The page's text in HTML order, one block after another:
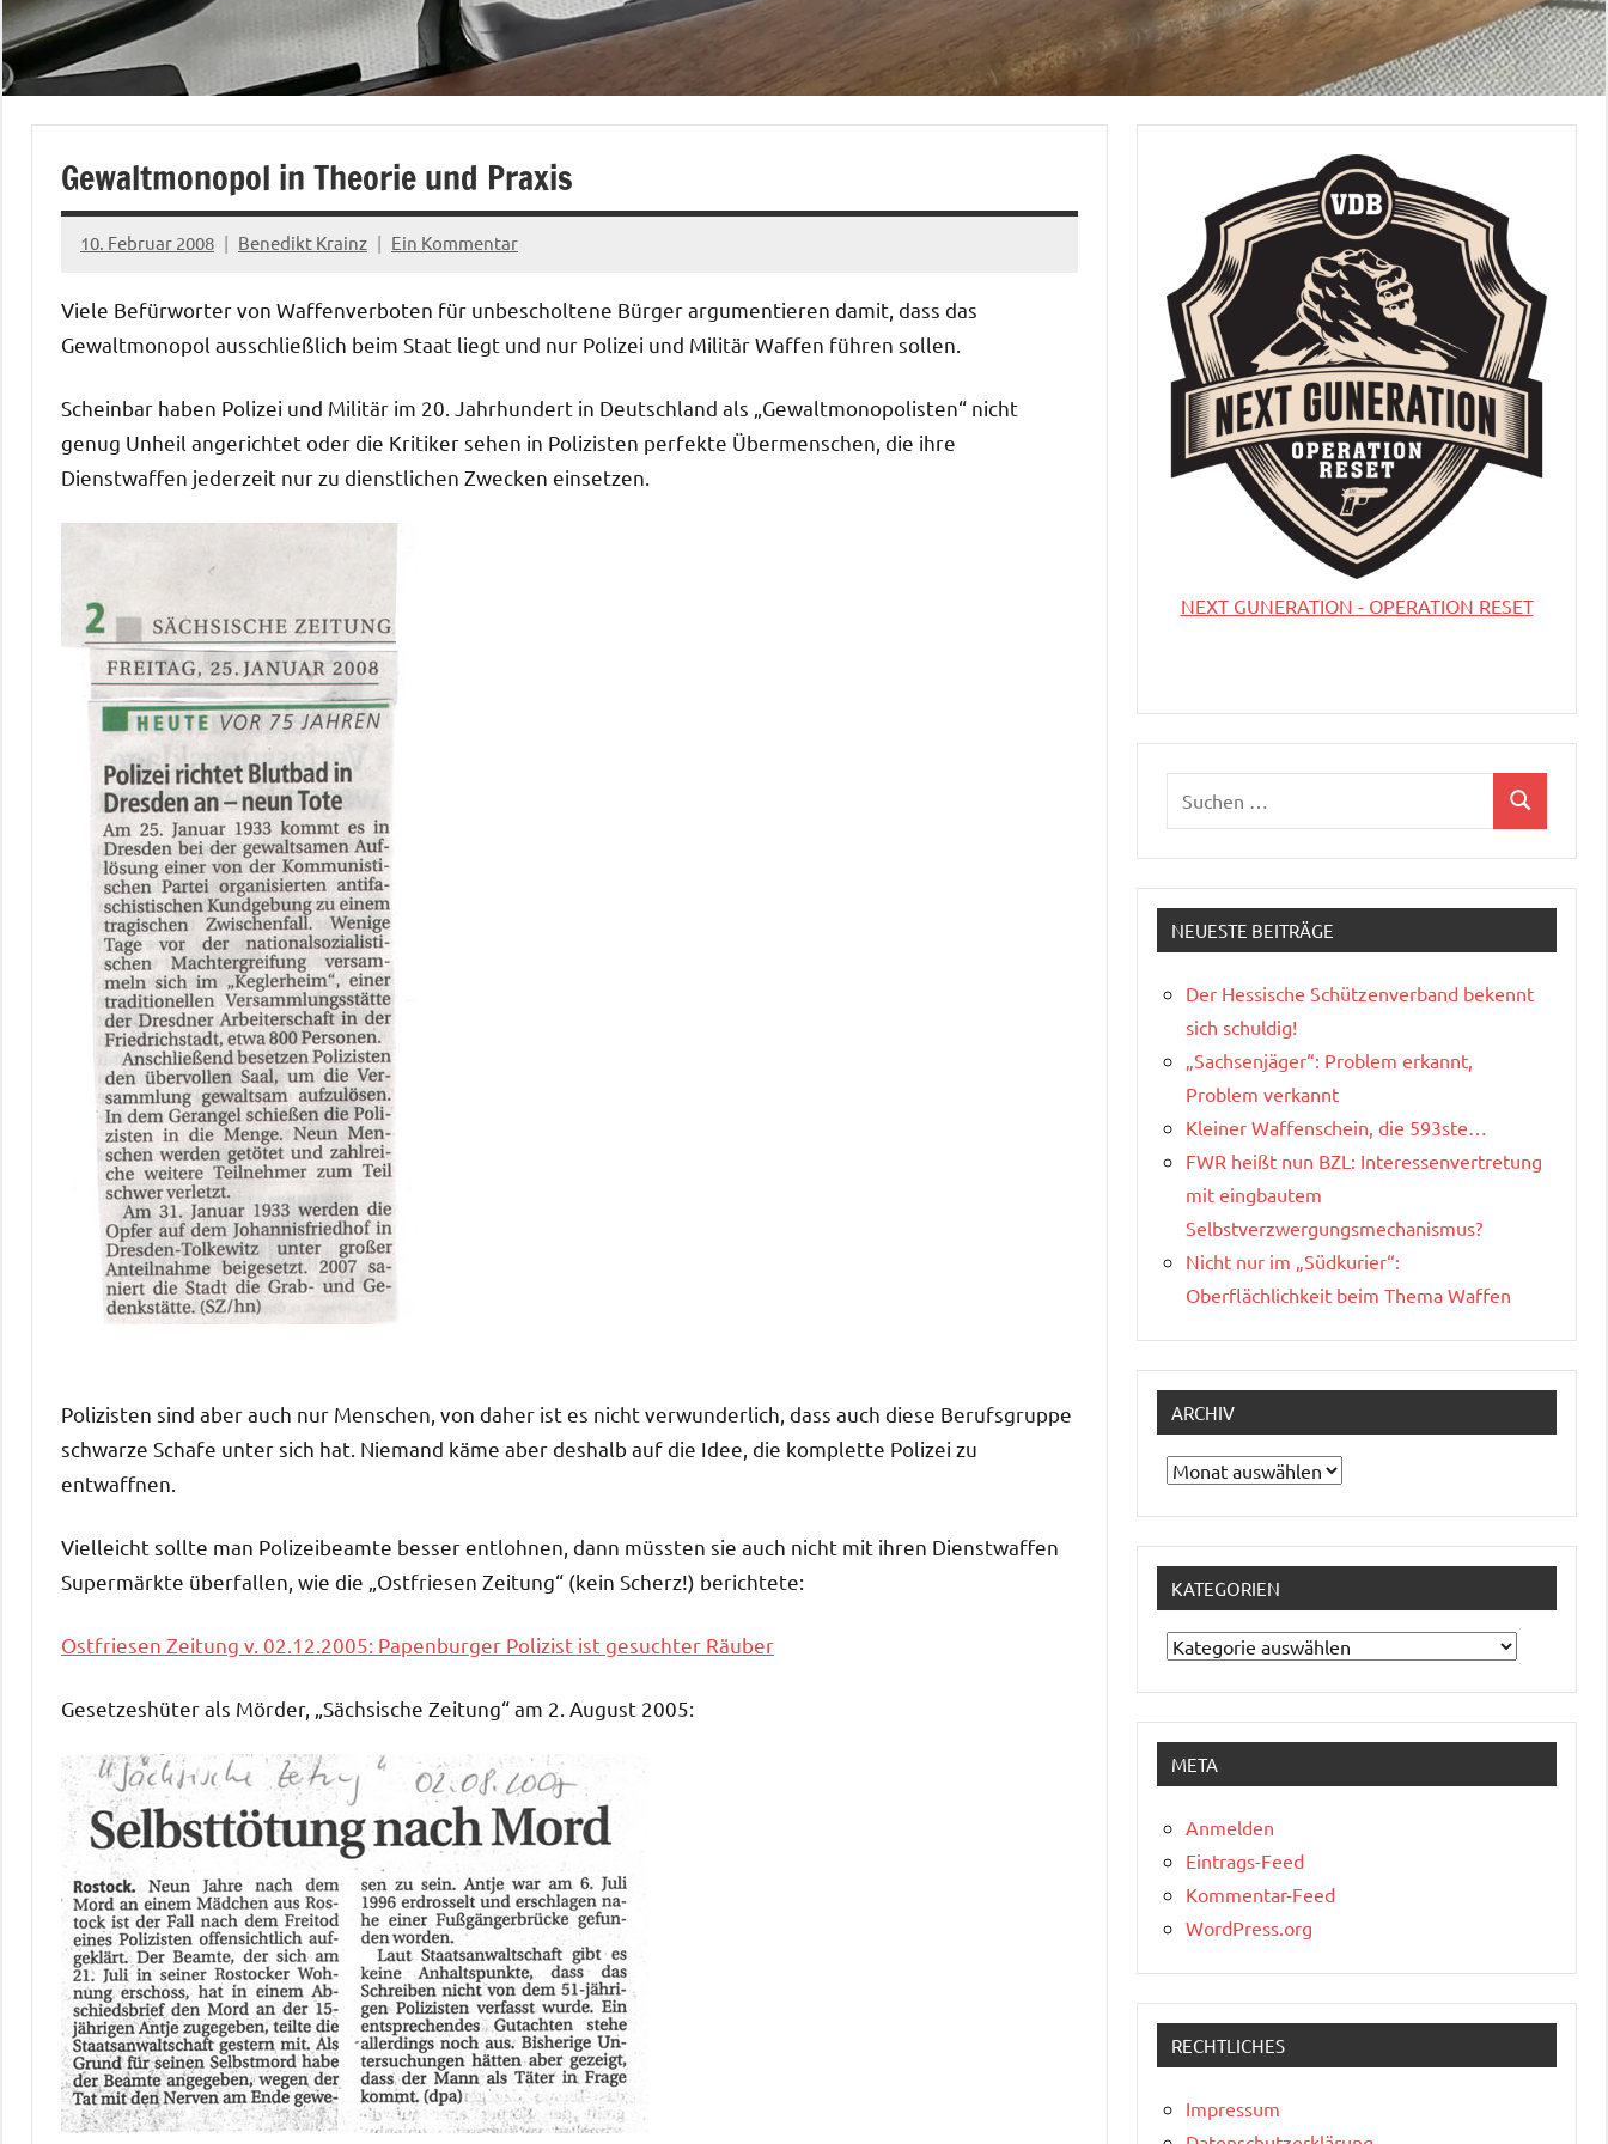
Gewaltmonopol in Theorie und Praxis
10. Februar 2008 Benedikt Krainz Ein Kommentar
Viele Befürworter von Waffenverboten für unbescholtene Bürger argumentieren damit, dass das
Gewaltmonopol ausschließlich beim Staat liegt und nur Polizei und Militär Waffen führen sollen.
Scheinbar haben Polizei und Militär im 20. Jahrhundert in Deutschland als „Gewaltmonopolisten“ nicht
genug Unheil angerichtet oder die Kritiker sehen in Polizisten perfekte Übermenschen, die ihre
Dienstwaffen jederzeit nur zu dienstlichen Zwecken einsetzen.
Polizisten sind aber auch nur Menschen, von daher ist es nicht verwunderlich, dass auch diese Berufsgruppe
schwarze Schafe unter sich hat. Niemand käme aber deshalb auf die Idee, die komplette Polizei zu
entwaffnen.
Vielleicht sollte man Polizeibeamte besser entlohnen, dann müssten sie auch nicht mit ihren Dienstwaffen
Supermärkte überfallen, wie die „Ostfriesen Zeitung“ (kein Scherz!) berichtete:
Ostfriesen Zeitung v. 02.12.2005: Papenburger Polizist ist gesuchter Räuber
Gesetzeshüter als Mörder, „Sächsische Zeitung“ am 2. August 2005:
NEXT GUNERATION - OPERATION RESET
Suchen
NEUESTE BEITRÄGE
Der Hessische Schützenverband bekennt
sich schuldig!
„Sachsenjäger“: Problem erkannt,
Problem verkannt
Kleiner Waffenschein, die 593ste…
FWR heißt nun BZL: Interessenvertretung
mit eingbautem
Selbstverzwergungsmechanismus?
Nicht nur im „Südkurier“:
Oberflächlichkeit beim Thema Waffen
ARCHIV
Archiv
KATEGORIEN
Kategorien
META
Anmelden
Eintrags-Feed
Kommentar-Feed
WordPress.org
RECHTLICHES
Impressum